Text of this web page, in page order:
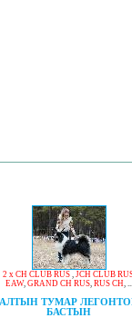
2 x CH CLUB RUS, JCH CLUB
EAW, GRAND CH RUS, RUS CH, ...
АЛТЫН ТУМАР
БАСТЫН